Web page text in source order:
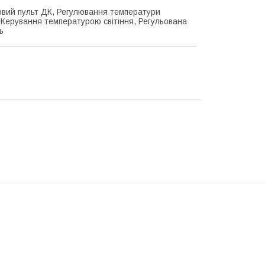
пульт ДК, Регулювання температури
Керування температурою світіння, Регульована